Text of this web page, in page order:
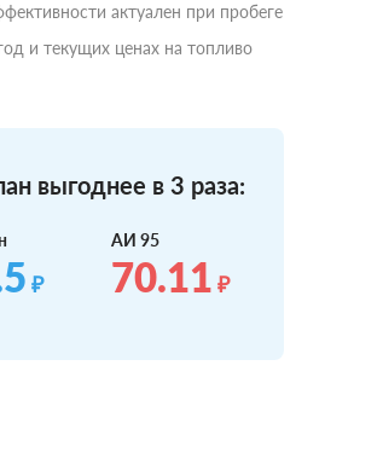
актуален при пробеге
и текущих ценах на топливо
выгоднее в 3 раза:
₽
АИ 95
70.11 ₽